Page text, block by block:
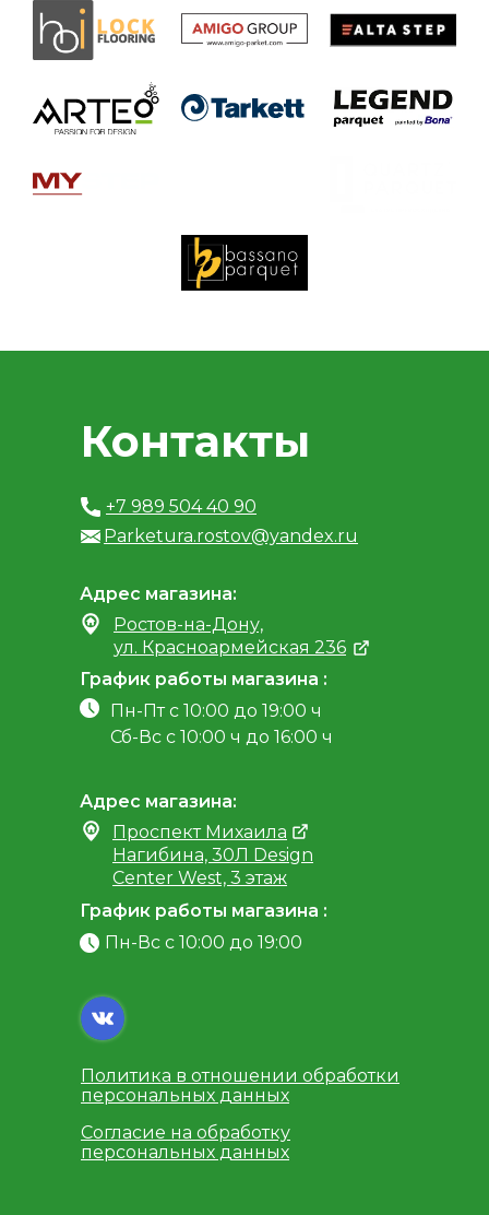
Контакты
График работы магазина :
+7 989 504 40 90
Parketura.rostov@yandex.ru
Ростов-на-Дону,
ул. Красноармейская 236
Пн-Пт с 10:00 до 19:00 ч
Сб-Вс с 10:00 ч до 16:00 ч
Проспект Михаила
Нагибина, 30Л Design
Center West, 3 этаж
График работы магазина :
Пн-Вс с 10:00 до 19:00
Адрес магазина:
Адрес магазина:
Согласие на обработку
персональных данных
Политика в отношении обработки
персональных данных